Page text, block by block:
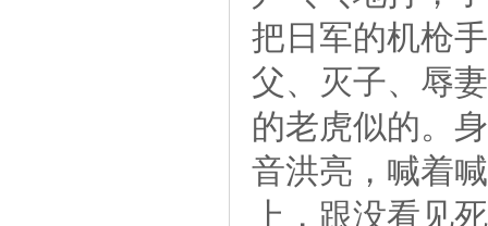
把日军的机枪
父、灭子、辱
的老虎似的。
音洪亮，喊着
上，跟没看见